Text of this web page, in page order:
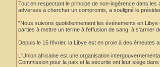
Tout en respectant le principe de non-ingérence dans
adverses à chercher un compromis, a souligné le
"Nous suivons quotidiennement les événements en
parties à mettre un terme à l'effusion de sang, à s'armer
Depuis le 15 février, la Libye est en proie à des émeutes
L'Union africaine est une organisation
Commission pour la paix et la sécurité ont leur siège dans